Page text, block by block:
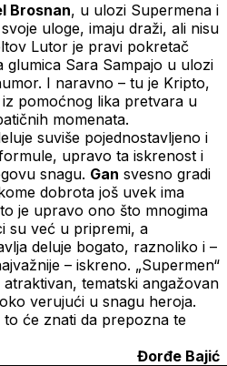
Brosnan, u ulozi Supermena i
uloge, imaju draži, ali nisu
Lutor je pravi pokretač
Sara Sampajo u ulozi
I naravno – tu je Kripto,
pomoćnog lika pretvara u
momenata.
suviše pojednostavljeno i
upravo ta iskrenost i
snagu. Gan svesno gradi
dobrota još uvek ima
je upravo ono što mnogima
su već u pripremi, a
deluje bogato, raznoliko i –
– iskreno. „Supermen“
tematski angažovan
verujući u snagu heroja.
to će znati da prepozna te
Đorđe Bajić